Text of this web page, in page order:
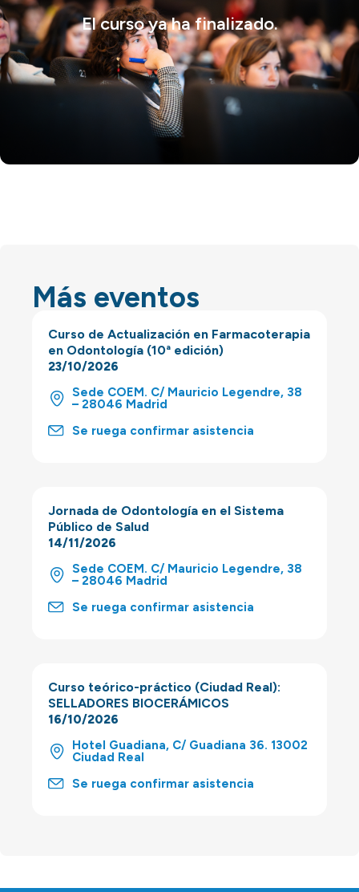
El curso ya ha finalizado.
Más eventos
Curso de Actualización en Farmacoterapia
en Odontología (10ª edición)
23/10/2026
Sede COEM. C/ Mauricio Legendre, 38
– 28046 Madrid
Se ruega confirmar asistencia
Jornada de Odontología en el Sistema
Público de Salud
14/11/2026
Sede COEM. C/ Mauricio Legendre, 38
– 28046 Madrid
Se ruega confirmar asistencia
Curso teórico-práctico (Ciudad Real):
SELLADORES BIOCERÁMICOS
16/10/2026
Hotel Guadiana, C/ Guadiana 36. 13002
Ciudad Real
Se ruega confirmar asistencia